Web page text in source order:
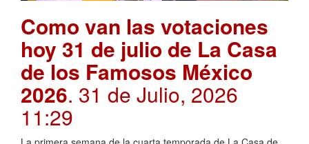
Como van las votaciones
hoy 31 de julio de La Casa
de los Famosos México
2026. 31 de Julio, 2026
11:29